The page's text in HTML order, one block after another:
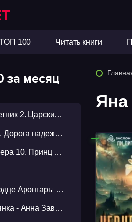
ТОП 100 Читать книги
за месяц
Царский сплетник 2. Царский сплетник и шемаханская царица - Олег Шелонин
Анжелика 12. Дорога надежды
Хроники Амбера 10. Принц Хаоса - Роджер Желязны
Огненное сердце Аронгары 1. Поющая для дракона
Жена – беглянка - Анна Завгородняя
Яна